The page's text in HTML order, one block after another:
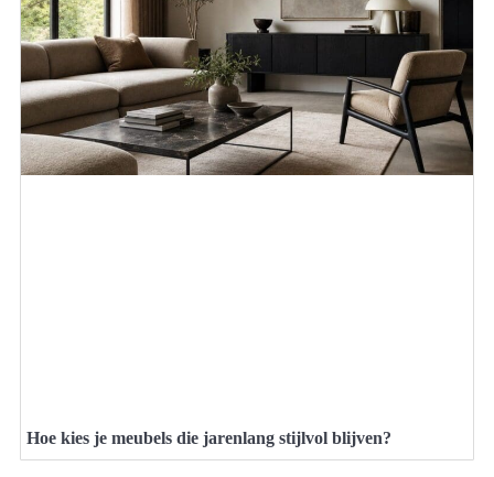
Hoe kies je meubels die jarenlang stijlvol blijven?